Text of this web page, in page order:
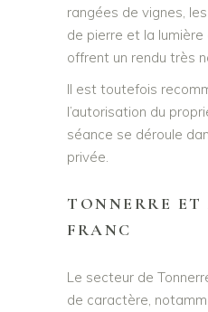
rangées de vignes,
de pierre et la lumière
offrent un rendu très
Il est toutefois
l’autorisation du
séance se déroule
privée.
TONNERRE
FRANC
Le secteur de
de caractère,